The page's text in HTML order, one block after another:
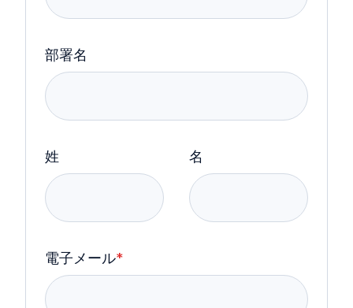
部署名
姓 名
電子メール*